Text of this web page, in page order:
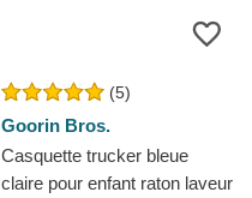
(5)
Goorin Bros.
Casquette trucker bleue
claire pour enfant raton laveur